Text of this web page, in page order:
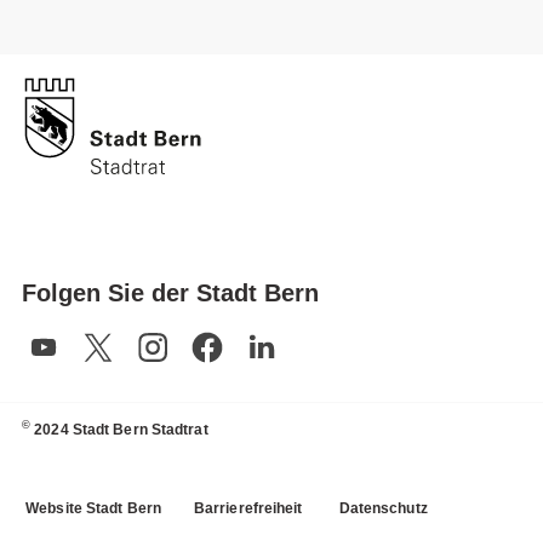
Folgen Sie der Stadt Bern
© 2024 Stadt Bern Stadtrat
Website Stadt Bern Barrierefreiheit
Datenschutz